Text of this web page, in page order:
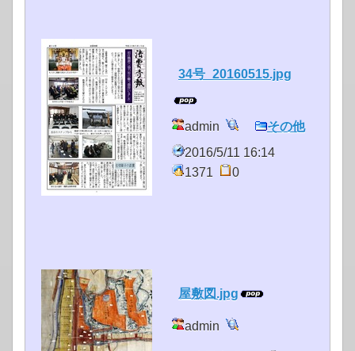
34号_20160515.jpg
admin
その他
2016/5/11 16:14
1371
0
屋敷図.jpg
admin